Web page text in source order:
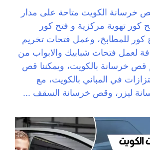
الكويت متاحة على مدار
كور تهوية مركزية و فتح كور
كور للمطابخ، وعمل فتحات تخريم
لعمل فتحات شبابيك والابواب من
خرسانة بالكويت، ويمكننا قص
في المباني بالكويت، مع
ليزر، وقص خرسانة السقف ...